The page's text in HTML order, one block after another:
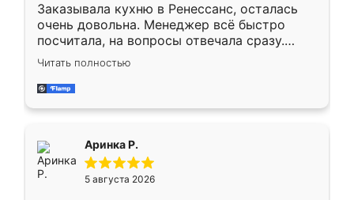
Заказывала кухню в Ренессанс, осталась
очень довольна. Менеджер всё быстро
посчитала, на вопросы отвечала сразу.
Замерщик приехал в субботу, подошёл к
делу со всей ответственностью. Собрали
за день, ребята работали аккуратно, даже
Читать полностью
Аринка Р.
5 августа 2026